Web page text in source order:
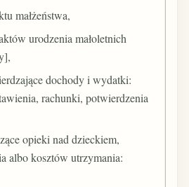
małżeństwa,
urodzenia małoletnich
dochody i wydatki:
rachunki, potwierdzenia
opieki nad dzieckiem,
albo kosztów utrzymania: